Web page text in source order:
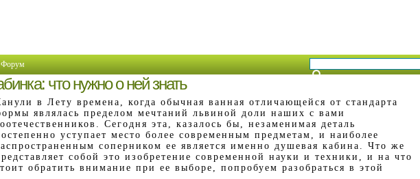
Форум
что нужно о ней знать
в Лету времена, когда обычная ванная отличающейся от стандарта
являлась пределом мечтаний львиной доли наших с вами
Сегодня эта, казалось бы, незаменимая деталь
уступает место более современным предметам, и наиболее
соперником ее является именно душевая кабина. Что же
собой это изобретение современной науки и техники, и на что
обратить внимание при ее выборе, попробуем разобраться в этой